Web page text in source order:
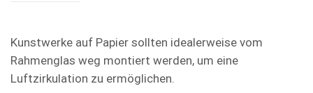
Kunstwerke auf Papier sollten idealerweise vom
Rahmenglas weg montiert werden, um eine
Luftzirkulation zu ermöglichen.